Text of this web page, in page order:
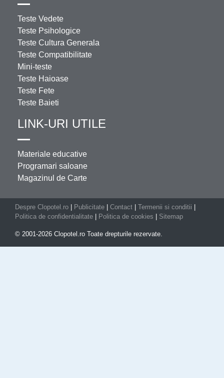
Teste Vedete
Teste Psihologice
Teste Cultura Generala
Teste Compatibilitate
Mini-teste
Teste Haioase
Teste Fete
Teste Baieti
LINK-URI UTILE
Materiale educative
Programari saloane
Magazinul de Carte
Despre Clopotel.ro | Publicitate | Contact | Termenii si conditii |
Politica de confidentialitate | Politica de cookies | Sitemap
© 2001-2026 Clopotel.ro Toate drepturile rezervate.